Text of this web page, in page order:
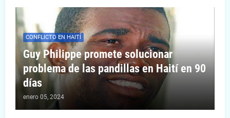
CONFLICTO EN HAITÍ
Guy Philippe promete solucionar
problema de las pandillas en Haití en 90
días
enero 05, 2024